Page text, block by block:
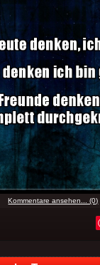
Kommentare ansehen... (0)